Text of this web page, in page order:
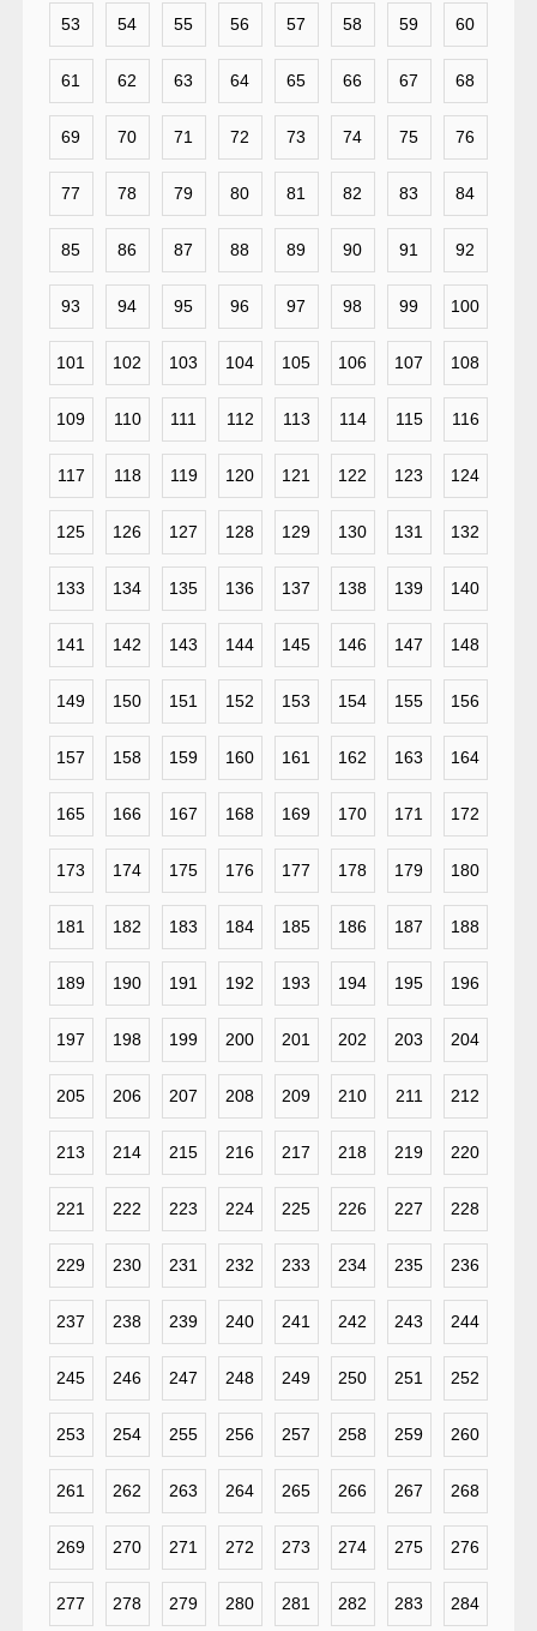
53 54 55 56 57 58 59 60
61 62 63 64 65 66 67 68
69 70 71 72 73 74 75 76
77 78 79 80 81 82 83 84
85 86 87 88 89 90 91 92
93 94 95 96 97 98 99 100
101 102 103 104 105 106 107 108
109 110 111 112 113 114 115 116
117 118 119 120 121 122 123 124
125 126 127 128 129 130 131 132
133 134 135 136 137 138 139 140
141 142 143 144 145 146 147 148
149 150 151 152 153 154 155 156
157 158 159 160 161 162 163 164
165 166 167 168 169 170 171 172
173 174 175 176 177 178 179 180
181 182 183 184 185 186 187 188
189 190 191 192 193 194 195 196
197 198 199 200 201 202 203 204
205 206 207 208 209 210 211 212
213 214 215 216 217 218 219 220
221 222 223 224 225 226 227 228
229 230 231 232 233 234 235 236
237 238 239 240 241 242 243 244
245 246 247 248 249 250 251 252
253 254 255 256 257 258 259 260
261 262 263 264 265 266 267 268
269 270 271 272 273 274 275 276
277 278 279 280 281 282 283 284